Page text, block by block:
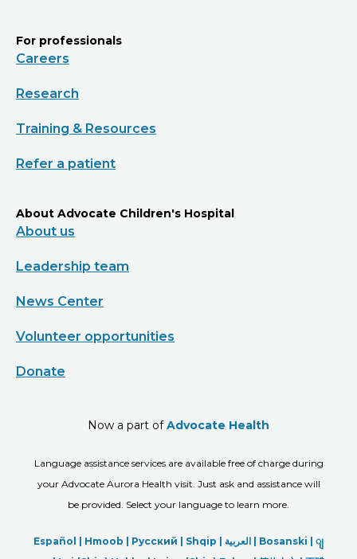
For professionals
Careers
Research
Training & Resources
Refer a patient
About Advocate Children's Hospital
About us
Leadership team
News Center
Volunteer opportunities
Donate
Now a part ofAdvocate Health
Language assistance services are available free of charge during
your Advocate Aurora Health visit. Just ask and assistance will
be provided. Select your language to learn more.
Español | Hmoob Русский Shqip العربیة Bosanski
ျ